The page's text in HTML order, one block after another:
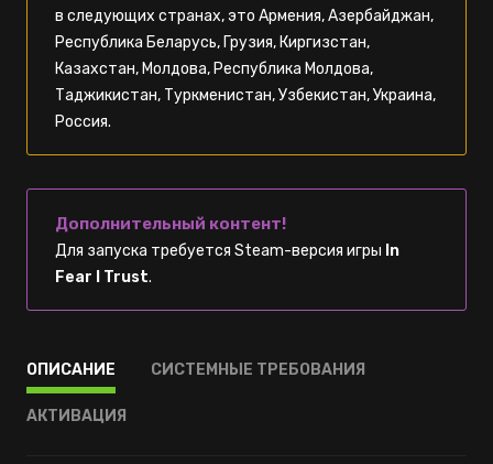
в следующих странах, это Армения, Азербайджан,
Республика Беларусь, Грузия, Киргизстан,
Казахстан, Молдова, Республика Молдова,
Таджикистан, Туркменистан, Узбекистан, Украина,
Россия.
Дополнительный контент!
Для запуска требуется Steam-версия игры In
Fear I Trust.
ОПИСАНИЕ СИСТЕМНЫЕ ТРЕБОВАНИЯ
АКТИВАЦИЯ